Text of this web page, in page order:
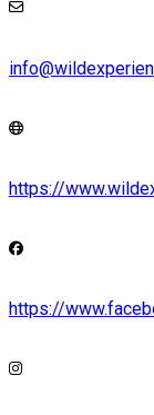
https://
https://